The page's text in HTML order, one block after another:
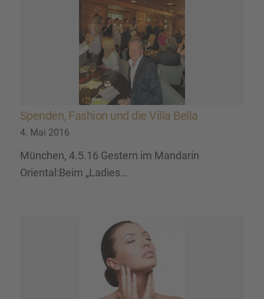
Spenden, Fashion und die Villa Bella
4. Mai 2016
München, 4.5.16 Gestern im Mandarin
Oriental:Beim „Ladies…